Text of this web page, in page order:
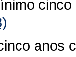
anos